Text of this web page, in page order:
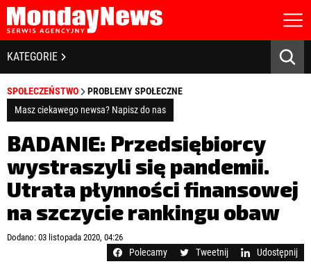
STRONA GŁÓWNA
O NAS
POLITYKA PRYWATNOŚCI
REGULAMIN
LICENCJA
REJESTRACJA
KONTAKT
Zapamiętaj mnie
Kliknij tutaj
KATEGORIE
BIZNES I GOSPODARKA
BANKOWOŚĆ I FINANSE
NOWE TECHNOLOGIE
SPOŁECZEŃSTWO
EDUKACJA
MEDIA
ZDROWIE I URODA
SPOŁECZEŃSTWO
PROBLEMY SPOŁECZNE
Masz ciekawego newsa? Napisz do nas
BADANIE: Przedsiębiorcy
wystraszyli się pandemii.
Utrata płynności finansowej
na szczycie rankingu obaw
Dodano: 03 listopada 2020, 04:26
Polecamy Tweetnij Udostępnij